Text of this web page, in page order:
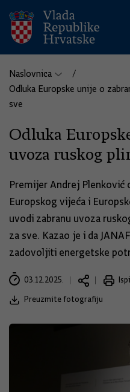
Naslovnica
Odluka Europske unije o
sve
Odluka
uvoza ruskog
Premijer Andrej Plenković
Europskog vijeća i
uvodi zabranu uvoza
za sve. Kazao je i da
zadovoljiti energetske
03.12.2025.
Preuzmite fotografiju